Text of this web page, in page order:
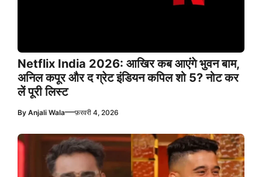
Netflix India 2026: आखिर कब आएंगे भुवन बाम,
अनिल कपूर और द ग्रेट इंडियन कपिल शो 5? नोट कर
लें पूरी लिस्ट
By Anjali Wala—फ़रवरी 4, 2026